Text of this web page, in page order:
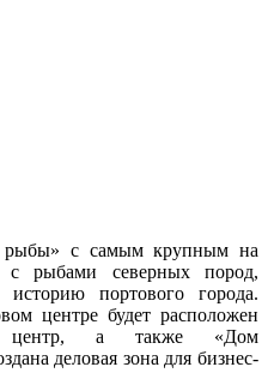
рыбы» с самым крупным на
с рыбами северных пород,
историю портового города.
центре будет расположен
центр, а также «Дом
деловая зона для бизнес-